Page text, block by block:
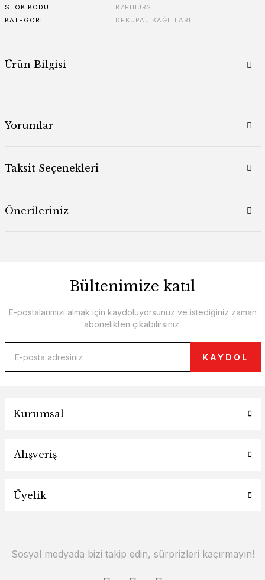
STOK KODU
RZFHIJR2
KATEGORI
DEKUPAJ KAĞITLARI
Ürün Bilgisi
Yorumlar
Taksit Seçenekleri
Önerileriniz
Bültenimize katıl
E-postalarımızı almak için kaydoluyorsunuz ve istediğiniz zaman
abonelikten çıkabilirsiniz.
KAYDOL
Kurumsal
Alışveriş
Üyelik
Sosyal medyada bizi takip edin, sürprizleri kaçırmayın!